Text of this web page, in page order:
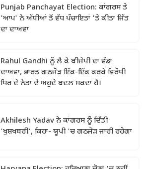
Punjab Panchayat Election: ਕਾਂਗਰਸ ਤੇ
'ਆਪ' ਨੇ ਅੱਧੀਆਂ ਤੋਂ ਵੱਧ ਪੰਚਾਇਤਾਂ 'ਤੇ ਕੀਤਾ ਜਿੱਤ
ਦਾ ਦਾਅਵਾ
Rahul Gandhi ਨੂੰ ਲੈ ਕੇ ਬੀਜੇਪੀ ਦਾ ਵੱਡਾ
ਦਾਅਵਾ, ਭਾਰਤ ਗਠਜੋੜ ਇੱਕ-ਇੱਕ ਕਰਕੇ ਵਿਰੋਧੀ
ਧਿਰ ਦੇ ਨੇਤਾ ਦੇ ਅਹੁਦੇ ਬਦਲ ਸਕਦਾ ਹੈ।
Akhilesh Yadav ਨੇ ਕਾਂਗਰਸ ਨੂੰ ਦਿੱਤੀ
'ਖੁਸ਼ਖਬਰੀ', ਕਿਹਾ- ਯੂਪੀ 'ਚ ਗਠਜੋੜ ਜਾਰੀ ਰਹੇਗਾ